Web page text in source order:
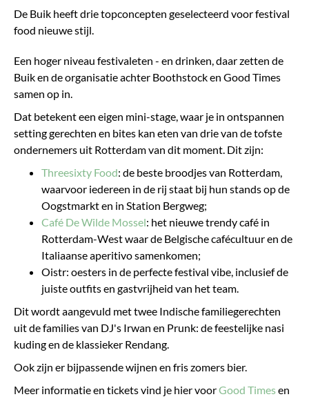
De Buik heeft drie topconcepten geselecteerd voor festival
food nieuwe stijl.
Een hoger niveau festivaleten - en drinken, daar zetten de
Buik en de organisatie achter Boothstock en Good Times
samen op in.
Dat betekent een eigen mini-stage, waar je in ontspannen
setting gerechten en bites kan eten van drie van de tofste
ondernemers uit Rotterdam van dit moment. Dit zijn:
Threesixty Food: de beste broodjes van Rotterdam,
waarvoor iedereen in de rij staat bij hun stands op de
Oogstmarkt en in Station Bergweg;
Café De Wilde Mossel: het nieuwe trendy café in
Rotterdam-West waar de Belgische cafécultuur en de
Italiaanse aperitivo samenkomen;
Oistr: oesters in de perfecte festival vibe, inclusief de
juiste outfits en gastvrijheid van het team.
Dit wordt aangevuld met twee Indische familiegerechten
uit de families van DJ's Irwan en Prunk: de feestelijke nasi
kuding en de klassieker Rendang.
Ook zijn er bijpassende wijnen en fris zomers bier.
Meer informatie en tickets vind je hier voorGood Timesen